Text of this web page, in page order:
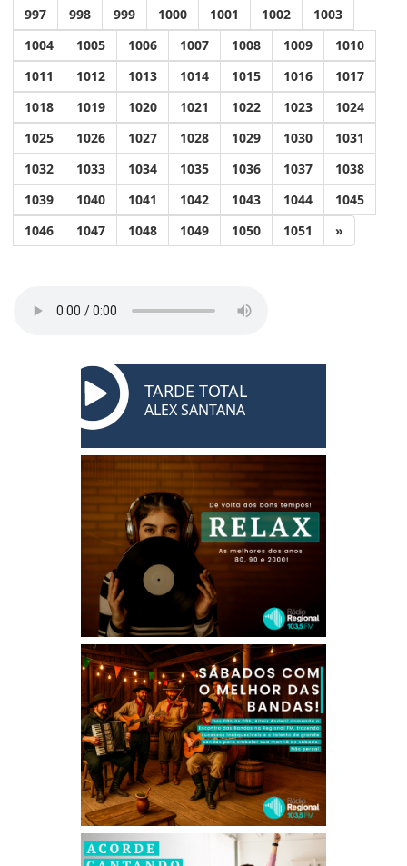
997 998 999 1000 1001 1002
1003
1004
1005 1006 1007 1008 1009
1010
1011
1012 1013 1014 1015 1016
1017
1018
1019 1020 1021 1022 1023
1024
1025
1026 1027 1028 1029 1030
1031
1032
1033 1034 1035 1036 1037
1038
1039
1040 1041 1042 1043 1044
1045
1046
1047 1048 1049 1050 1051 »
TARDE TOTAL
ALEX SANTANA